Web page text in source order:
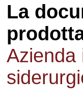
La
Azienda